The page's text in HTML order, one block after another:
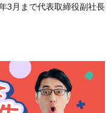
3月まで代表取締役副社長